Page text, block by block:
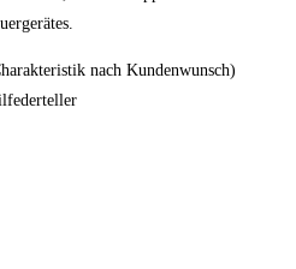
nach Kundenwunsch)